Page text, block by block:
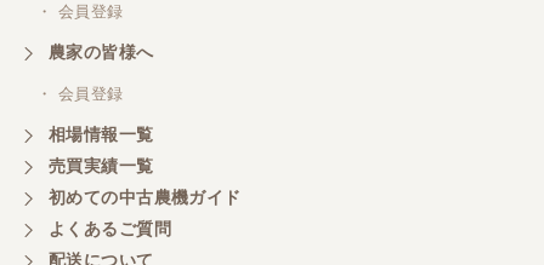
三重県／
嫌な顔をせずに一生懸命頑張ってくれる中山さんに
感謝しています。ここで3台買いましたが、これから
もよろしくお願いしたいです。
三重県／
・ 会員登録
農家の皆様へ
・ 会員登録
相場情報一覧
売買実績一覧
初めての中古農機ガイド
よくあるご質問
配送について